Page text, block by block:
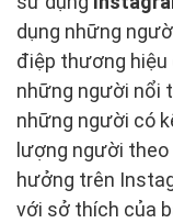
dụng những
điệp thương hiệu
những người nổi
những người có
lượng người
hưởng trên
với sở thích của